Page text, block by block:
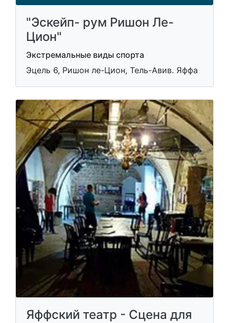
"Эскейп- рум Ришон Ле-
Цион"
Экстремальные виды спорта
Эцель 6, Ришон ле-Цион, Тель-Авив. Яффа
Яффский театр - Сцена для